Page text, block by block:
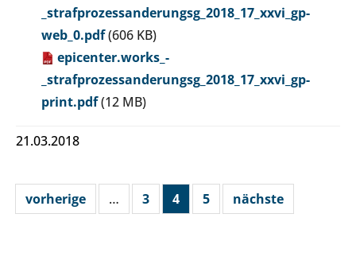
_strafprozessanderungsg_2018_17_xxvi_gp-
web_0.pdf(606 KB)
epicenter.works_-
_strafprozessanderungsg_2018_17_xxvi_gp-
print.pdf(12 MB)
21.03.2018
vorherige … 3 4 5 nächste